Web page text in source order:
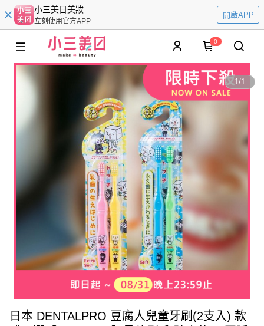
小三美日美妝
立刻使用官方APP
開啟APP
0
1/1
日本 DENTALPRO 豆腐人兒童牙刷(2支入) 款